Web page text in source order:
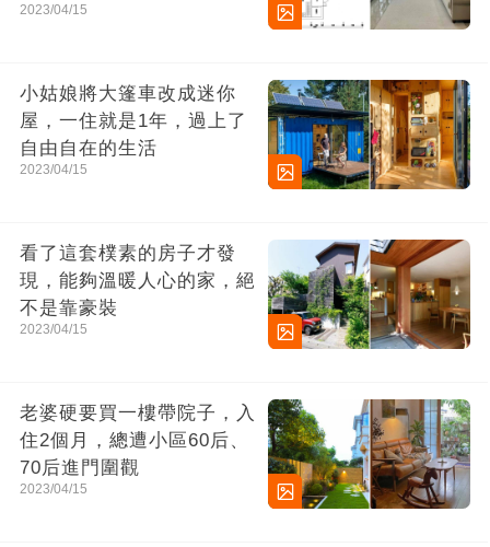
2023/04/15
小姑娘將大篷車改成迷你
屋，一住就是1年，過上了
自由自在的生活
2023/04/15
看了這套樸素的房子才發
現，能夠溫暖人心的家，絕
不是靠豪裝
2023/04/15
老婆硬要買一樓帶院子，入
住2個月，總遭小區60后、
70后進門圍觀
2023/04/15